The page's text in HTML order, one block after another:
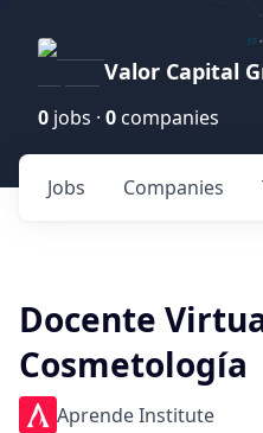
Valor Capital
0 jobs · 0 companies
Jobs Companies
Docente
Cosmetología
Aprende Institute